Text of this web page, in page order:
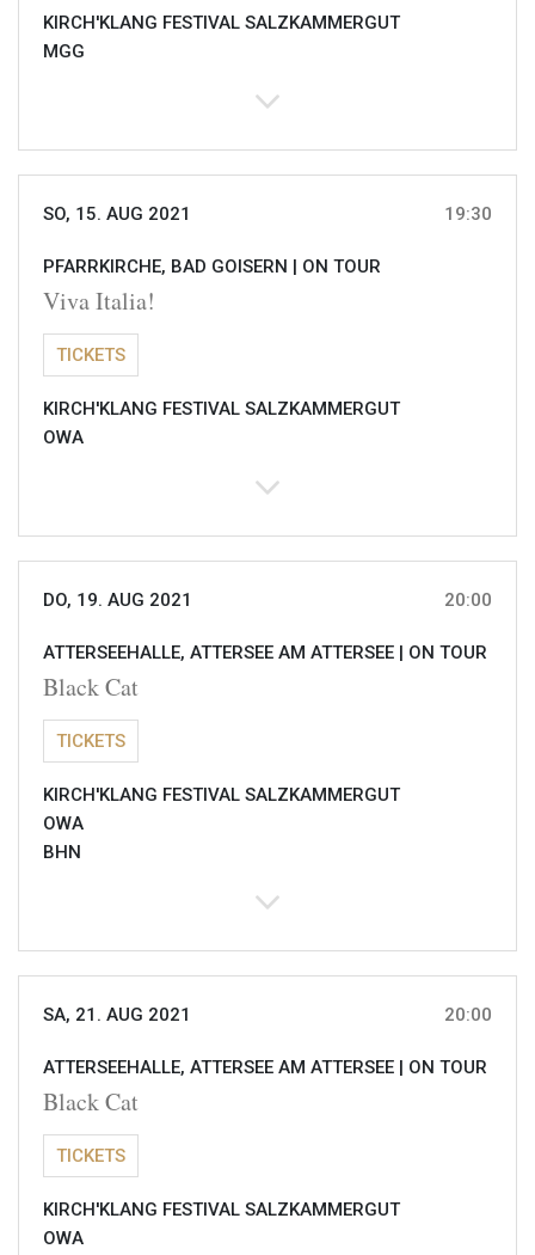
KIRCH'KLANG FESTIVAL SALZKAMMERGUT
MGG
SO, 15. AUG 2021 19:30
PFARRKIRCHE, BAD GOISERN | ON TOUR
Viva Italia!
TICKETS
KIRCH'KLANG FESTIVAL SALZKAMMERGUT
OWA
DO, 19. AUG 2021 20:00
ATTERSEEHALLE, ATTERSEE AM ATTERSEE | ON TOUR
Black Cat
TICKETS
KIRCH'KLANG FESTIVAL SALZKAMMERGUT
OWA
BHN
SA, 21. AUG 2021 20:00
ATTERSEEHALLE, ATTERSEE AM ATTERSEE | ON TOUR
Black Cat
TICKETS
KIRCH'KLANG FESTIVAL SALZKAMMERGUT
OWA